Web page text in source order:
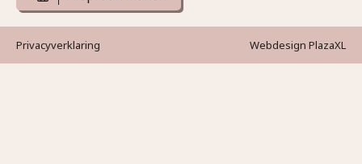
Privacyverklaring Webdesign PlazaXL